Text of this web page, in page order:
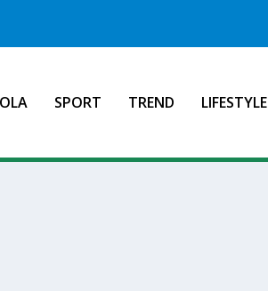
SPORT TREND LIFESTYLE